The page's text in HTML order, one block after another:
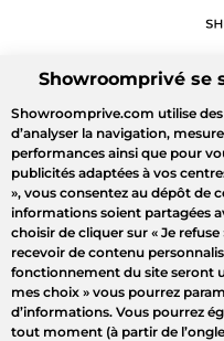
Showroomprivé se
Showroomprive.com utilise
d’analyser la navigation,
performances ainsi que pour
publicités adaptées à vos
», vous consentez au dépôt de
informations soient partagées
choisir de cliquer sur « Je refuse
recevoir de contenu
fonctionnement du site seront
mes choix » vous pourrez
d’informations. Vous pourrez
tout moment (à partir de